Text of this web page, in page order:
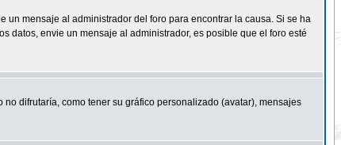
un mensaje al administrador del foro para encontrar la causa. Si se ha
datos, envie un mensaje al administrador, es posible que el foro esté
difrutaría, como tener su gráfico personalizado (avatar), mensajes